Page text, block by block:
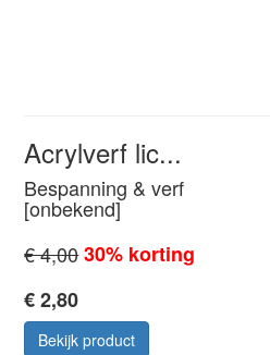
Acrylverf lic...
Bespanning & verf
[onbekend]
€ 4,0030% korting
€ 2,80
Bekijk product